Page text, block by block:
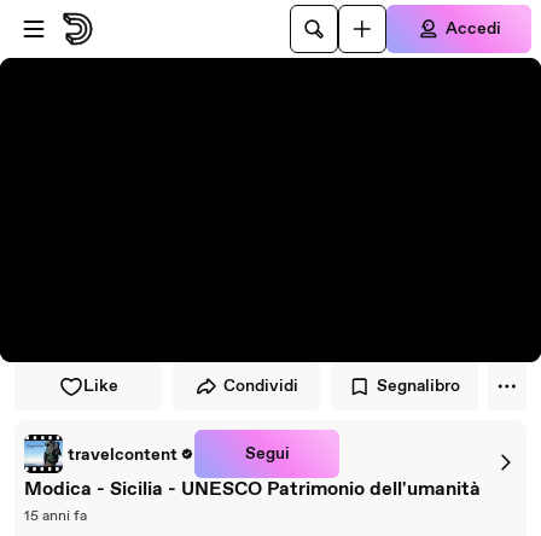
Vai al lettore
Passa al contenuto principale
Accedi
Like Condividi Segnalibro
travelcontent Segui
Modica - Sicilia - UNESCO Patrimonio dell'umanità
15 anni fa